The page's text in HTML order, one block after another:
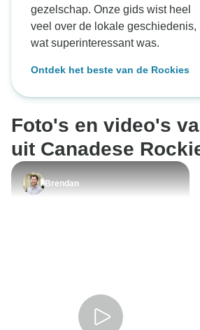
gezelschap. Onze gids wist heel
veel over de lokale geschiedenis,
wat superinteressant was.
Ontdek het beste van de Rockies
Foto's en video's
uit Canadese
Brendan